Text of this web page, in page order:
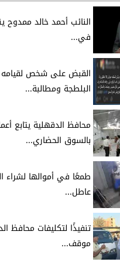
النائب أحمد خالد ممدوح
في...
القبض على شخص لقيامه
البلطجة ومطالبة...
محافظ الدقهلية يتابع
بالسوق الحضاري...
طمعًا في أموالها لشراء
عاطل...
تنفيذًا لتكليفات محافظ
موقف...